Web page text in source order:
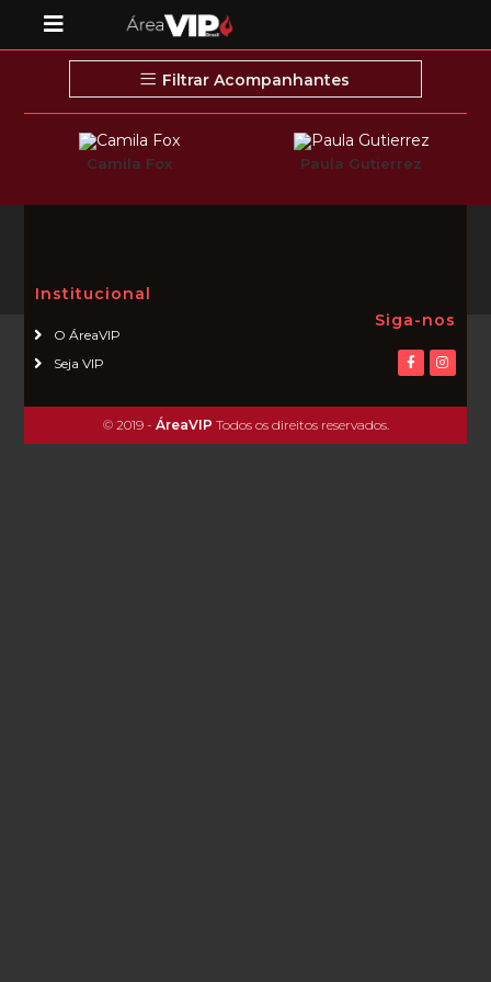
Filtrar Acompanhantes
Camila Fox Paula Gutierrez
Institucional
O ÁreaVIP
Seja VIP
Siga-nos
© 2019 - ÁreaVIP Todos os direitos reservados.